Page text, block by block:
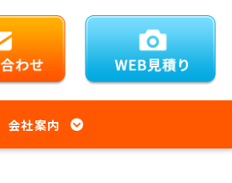
会社案内